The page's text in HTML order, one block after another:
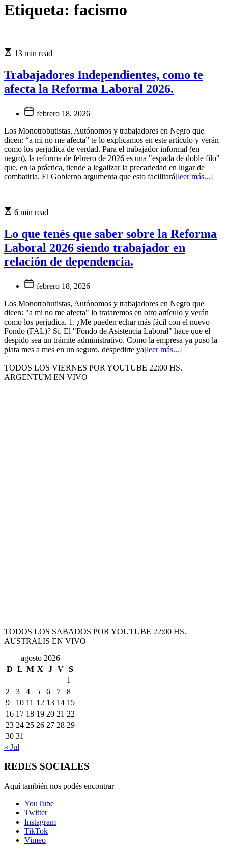
Etiqueta: facismo
13 min read
Trabajadores Independientes, como te
afecta la Reforma Laboral 2026.
febrero 18, 2026
Los Monotrobutistas, Autónomos y trabajadores en Negro que
dicen: “a mi no me afecta” te lo explicamos en este artículo y verán
como los perjudica de verdad. Para el trabajador informal (en
negro), la reforma de febrero de 2026 es una "espada de doble filo"
que, en la práctica, tiende a legalizar la precariedad en lugar de
combatirla. El Gobierno argumenta que esto facilitará[leer más...]
6 min read
Lo que tenés que saber sobre la Reforma
Laboral 2026 siendo trabajador en
relación de dependencia.
febrero 18, 2026
Los Monotrobutistas, Autónomos y trabajadores en Negro que
dicen: "a mi no me afecta" lo trataremos en otro artículo y verán
como los perjudica. 1. ¿Me pueden echar más fácil con el nuevo
Fondo (FAL)? Sí. El "Fondo de Asistencia Laboral" hace que el
despido sea un trámite administrativo. Como la empresa ya puso la
plata mes a mes en un seguro, despedirte ya[leer más...]
TODOS LOS VIERNES POR YOUTUBE 22:00 HS.
ARGENTUM EN VIVO
TODOS LOS SABADOS POR YOUTUBE 22:00 HS.
AUSTRALIS EN VIVO
agosto 2026
D L M X J V S
1
2
3 4 5 6 7
8
9
10 11 12 13 14 15
16 17 18 19 20 21 22
23 24 25 26 27 28 29
30 31
« Jul
REDES SOCIALES
Aquí también nos podés encontrar
YouTube
Twitter
Instagram
TikTok
Vimeo